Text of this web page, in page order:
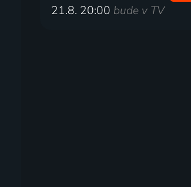
21.8. 20:00 bude v TV